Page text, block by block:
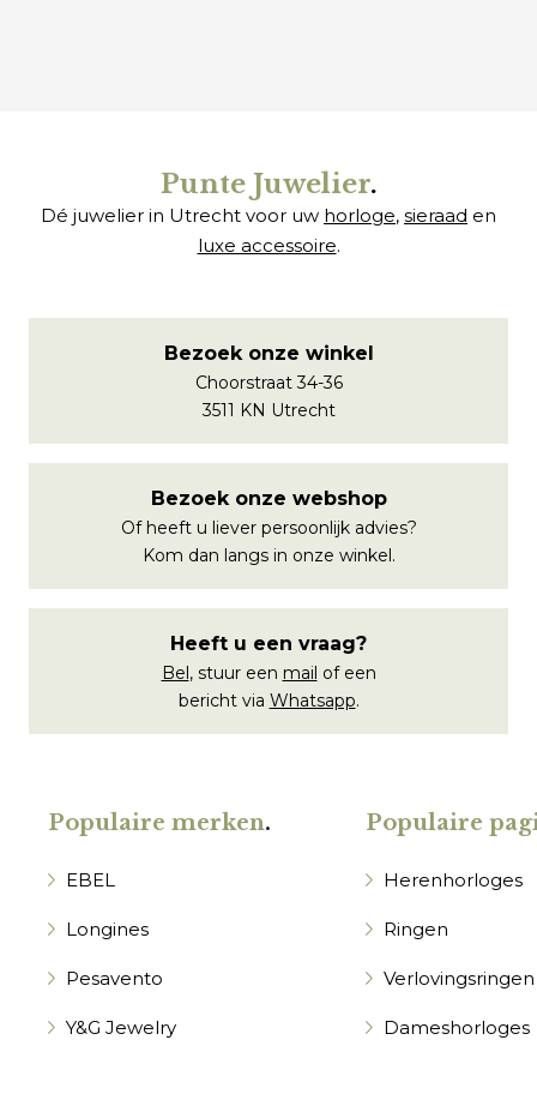
Punte Juwelier.
Dé juwelier in Utrecht voor uw horloge, sieraad en
luxe accessoire.
Bezoek onze winkel
Choorstraat 34-36
3511 KN Utrecht
Bezoek onze webshop
Of heeft u liever persoonlijk advies?
Kom dan langs in onze winkel.
Heeft u een vraag?
Bel, stuur een mail of een
bericht via Whatsapp.
Populaire merken.
EBEL
Longines
Pesavento
Y&G Jewelry
Populaire
Herenhorloges
Ringen
Verlovingsringen
Dameshorloges